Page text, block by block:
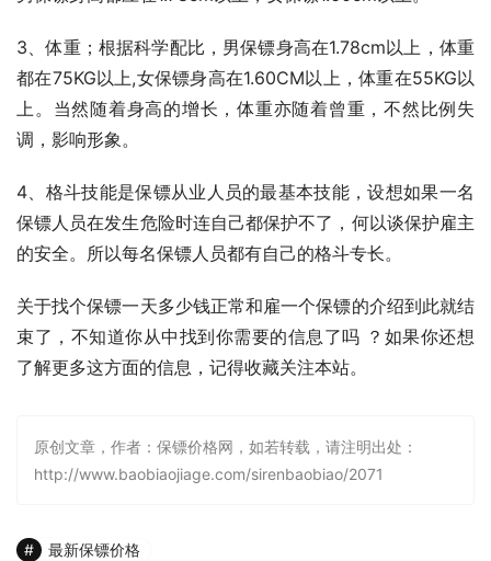
3、体重；根据科学配比，男保镖身高在1.78cm以上，体重
都在75KG以上,女保镖身高在1.60CM以上，体重在55KG以
上。当然随着身高的增长，体重亦随着曾重，不然比例失
调，影响形象。
4、格斗技能是保镖从业人员的最基本技能，设想如果一名
保镖人员在发生危险时连自己都保护不了，何以谈保护雇主
的安全。所以每名保镖人员都有自己的格斗专长。
关于找个保镖一天多少钱正常和雇一个保镖的介绍到此就结
束了，不知道你从中找到你需要的信息了吗 ？如果你还想
了解更多这方面的信息，记得收藏关注本站。
原创文章，作者：保镖价格网，如若转载，请注明出处：
http://www.baobiaojiage.com/sirenbaobiao/2071
最新保镖价格